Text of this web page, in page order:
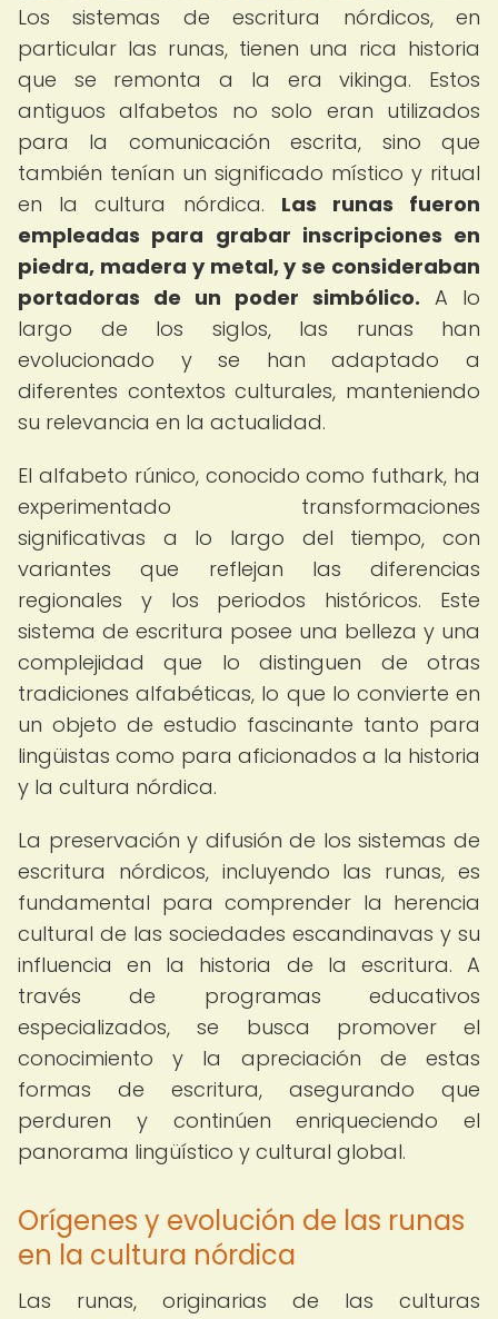
Los sistemas de escritura nórdicos, en
particular las runas, tienen una rica historia
que se remonta a la era vikinga. Estos
antiguos alfabetos no solo eran utilizados
para la comunicación escrita, sino que
también tenían un significado místico y ritual
en la cultura nórdica. Las runas fueron
empleadas para grabar inscripciones en
piedra, madera y metal, y se consideraban
portadoras de un poder simbólico. A lo
largo de los siglos, las runas han
evolucionado y se han adaptado a
diferentes contextos culturales, manteniendo
su relevancia en la actualidad.
El alfabeto rúnico, conocido como futhark, ha
experimentado transformaciones
significativas a lo largo del tiempo, con
variantes que reflejan las diferencias
regionales y los periodos históricos. Este
sistema de escritura posee una belleza y una
complejidad que lo distinguen de otras
tradiciones alfabéticas, lo que lo convierte en
un objeto de estudio fascinante tanto para
lingüistas como para aficionados a la historia
y la cultura nórdica.
La preservación y difusión de los sistemas de
escritura nórdicos, incluyendo las runas, es
fundamental para comprender la herencia
cultural de las sociedades escandinavas y su
influencia en la historia de la escritura. A
través de programas educativos
especializados, se busca promover el
conocimiento y la apreciación de estas
formas de escritura, asegurando que
perduren y continúen enriqueciendo el
panorama lingüístico y cultural global.
Orígenes y evolución de las runas
en la cultura nórdica
Las runas, originarias de las culturas